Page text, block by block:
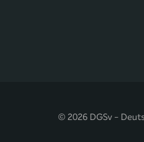
© 2026 DGSv -